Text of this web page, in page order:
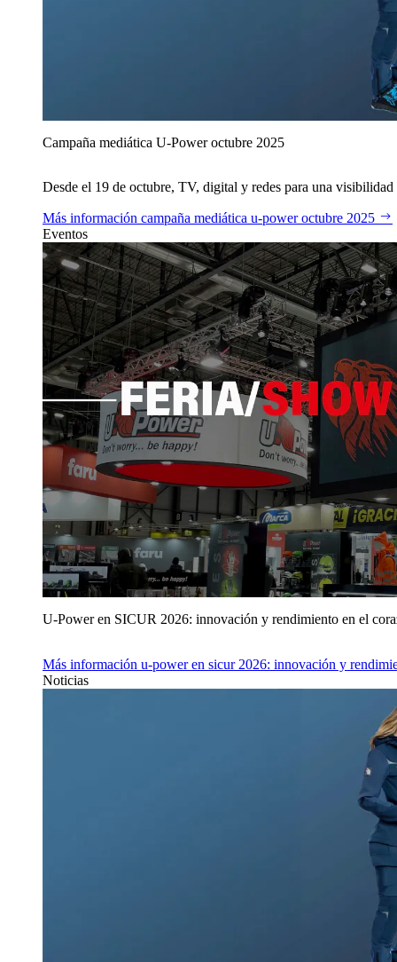
Campaña mediática U‑Power octubre 2025
Desde el 19 de octubre, TV, digital y redes para una
Más información campaña mediática u‑power octubre 2025
Eventos
U‑Power en SICUR 2026: innovación y rendimiento en el
Más información u‑power en sicur 2026: innovación y
Noticias